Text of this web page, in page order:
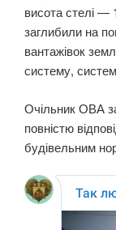
висота стелі —
заглибили на
вантажівок
систему,
Очільник ОВА
повністю
будівельним